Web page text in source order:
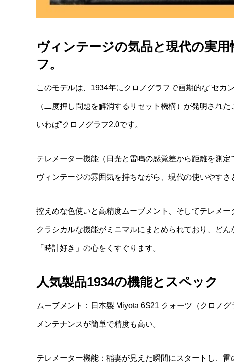
ヴィンテージの気品と現代の実
フ。
このモデルは、1934年にクロノグラフで画期的な“セカ
（二度押し問題を解消するリセット機構）が発明された
いわば“クロノグラフ2.0です。
テレメーター機能（日光と雷鳴の感覚差から距離を測定
ヴィンテージの雰囲気を持ちながら、現代の使いやす
控えめな色使いと高精度ムーブメント、そしてテレメ
クラシカルな機能がミニマルにまとめられており、どん
「時計好き」の心をくすぐります。
人気製品1934の機能とスペック
ムーブメント：日本製 Miyota 6S21 クォーツ（クロノグ
メンテナンスが簡単で精度も高い。
テレメーター機能：稲妻が見えた瞬間にスタートし、雷